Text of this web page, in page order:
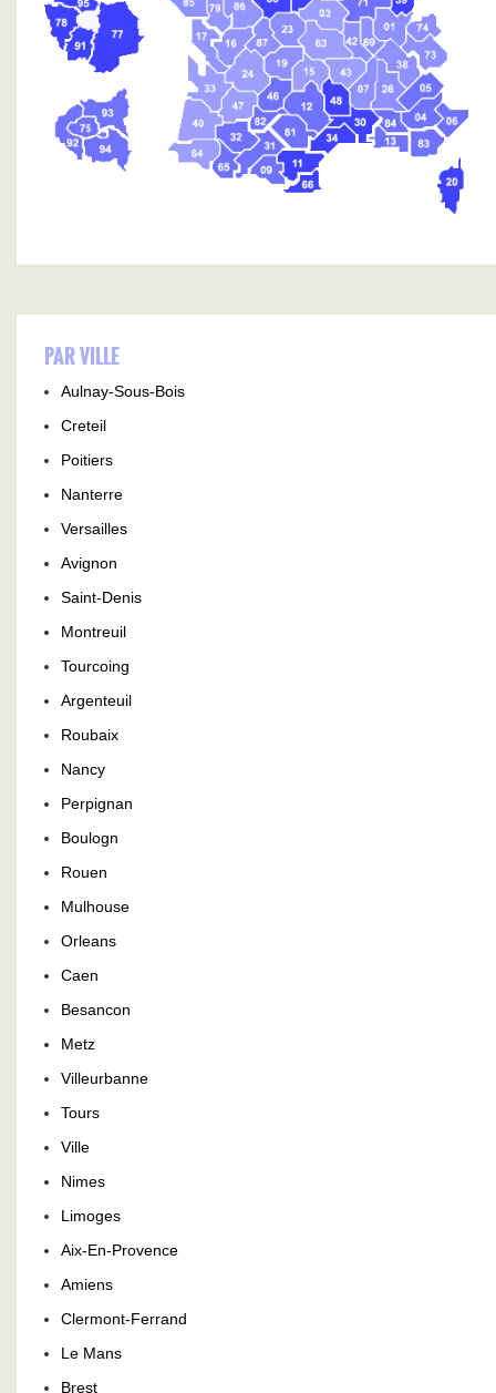
PAR VILLE
Aulnay-Sous-Bois
Creteil
Poitiers
Nanterre
Versailles
Avignon
Saint-Denis
Montreuil
Tourcoing
Argenteuil
Roubaix
Nancy
Perpignan
Boulogn
Rouen
Mulhouse
Orleans
Caen
Besancon
Metz
Villeurbanne
Tours
Ville
Nimes
Limoges
Aix-En-Provence
Amiens
Clermont-Ferrand
Le Mans
Brest